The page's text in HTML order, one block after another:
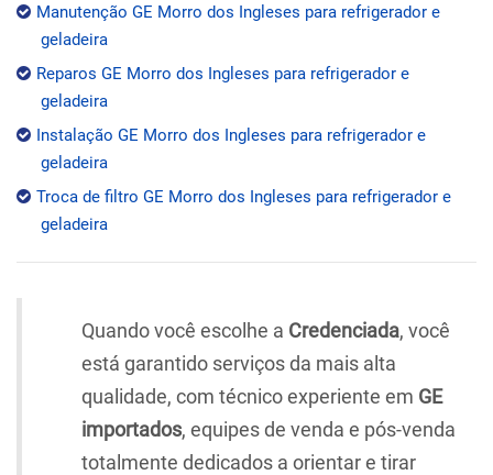
Manutenção GE Morro dos Ingleses para refrigerador e
geladeira
Reparos GE Morro dos Ingleses para refrigerador e
geladeira
Instalação GE Morro dos Ingleses para refrigerador e
geladeira
Troca de filtro GE Morro dos Ingleses para refrigerador e
geladeira
Quando você escolhe a Credenciada, você
está garantido serviços da mais alta
qualidade, com técnico experiente em GE
importados, equipes de venda e pós-venda
totalmente dedicados a orientar e tirar